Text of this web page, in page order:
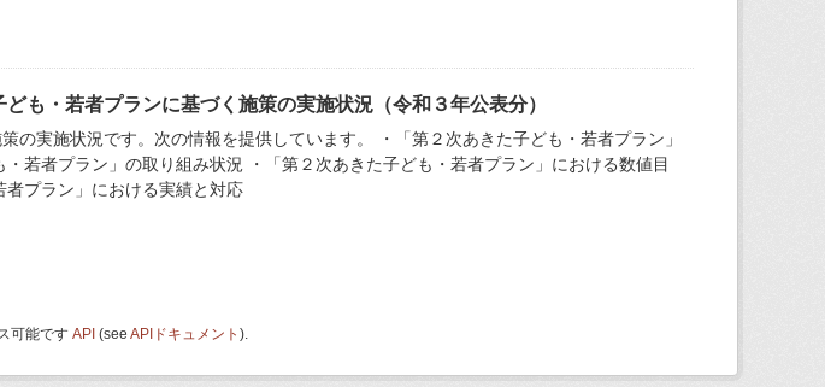
も・若者プランに基づく施策の実施状況（令和３年公表分）
の実施状況です。次の情報を提供しています。 ・「第２次あきた子ども・若者プラン」
若者プラン」の取り組み状況 ・「第２次あきた子ども・若者プラン」における数値目
プラン」における実績と対応
可能です API (see APIドキュメント ).